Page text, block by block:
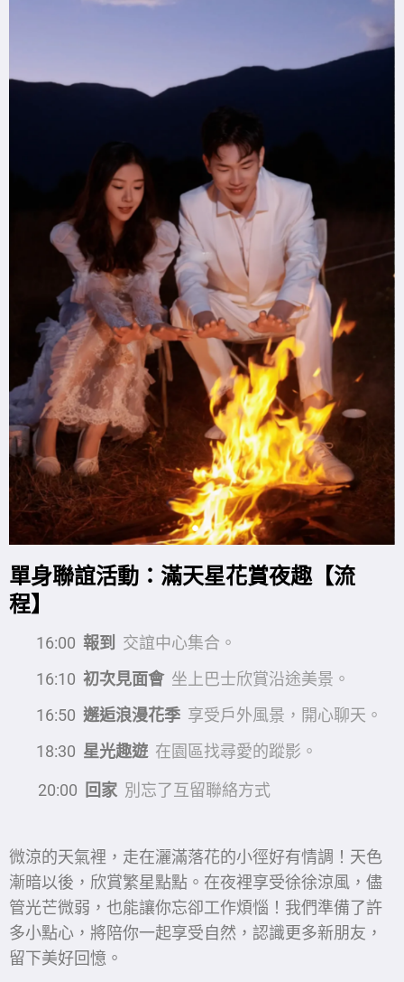
單身聯誼活動：滿天星花賞夜趣【流
程】
16:00 報到
交誼中心集合。
16:10 初次見面會 坐上巴士欣賞沿途美景。
16:50 邂逅浪漫花季 享受戶外風景，開心聊天。
18:30 星光趣遊 在園區找尋愛的蹤影。
20:00 回家 別忘了互留聯絡方式
微涼的天氣裡，走在灑滿落花的小徑好有情調！天色
漸暗以後，欣賞繁星點點。在夜裡享受徐徐涼風，儘
管光芒微弱，也能讓你忘卻工作煩惱！我們準備了許
多小點心，將陪你一起享受自然，認識更多新朋友，
留下美好回憶。